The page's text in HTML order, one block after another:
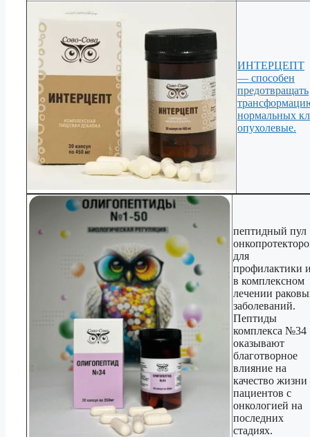
ИНТЕРЦЕПТ
— способен
предотвращать
нормальных
опухолевые.
пептидный пул
для
профилактики
в комплексном
лечении
заболеваний.
Пептиды
комплекса №34
оказывают
благотворное
влияние на
качество жизни
пациентов с
онкологией на
последних
стадиях.